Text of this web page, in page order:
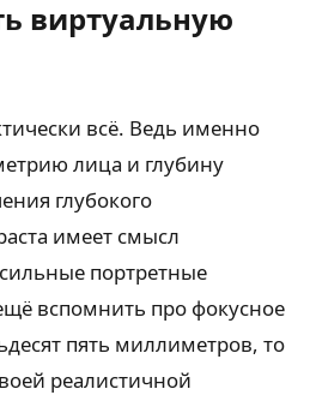
виртуальную
всё. Ведь именно
лица и глубину
глубокого
имеет смысл
портретные
вспомнить про фокусное
пять миллиметров, то
реалистичной